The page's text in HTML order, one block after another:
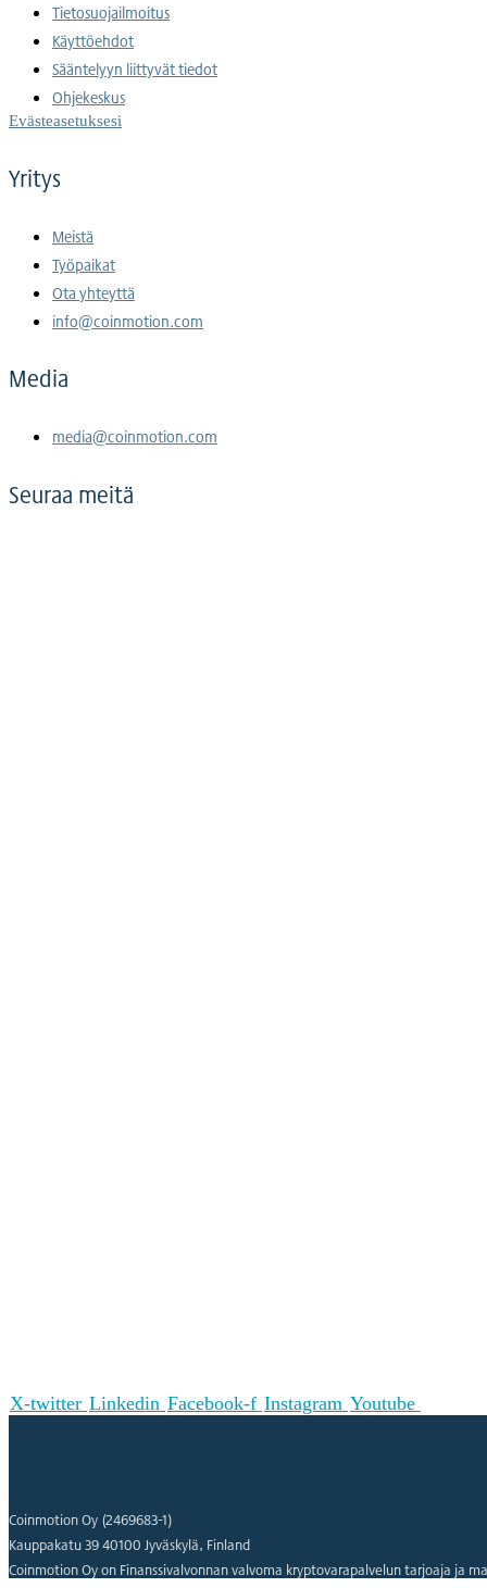
Tietosuojailmoitus
Käyttöehdot
Sääntelyyn liittyvät tiedot
Ohjekeskus
Evästeasetuksesi
Yritys
Meistä
Työpaikat
Ota yhteyttä
info@coinmotion.com
Media
media@coinmotion.com
Seuraa meitä
X-twitter Linkedin Facebook-f Instagram Youtube
Coinmotion Oy (2469683-1)
Kauppakatu 39 40100 Jyväskylä, Finland
Coinmotion Oy on Finanssivalvonnan valvoma kryptovarapalvelun tarjoaja ja